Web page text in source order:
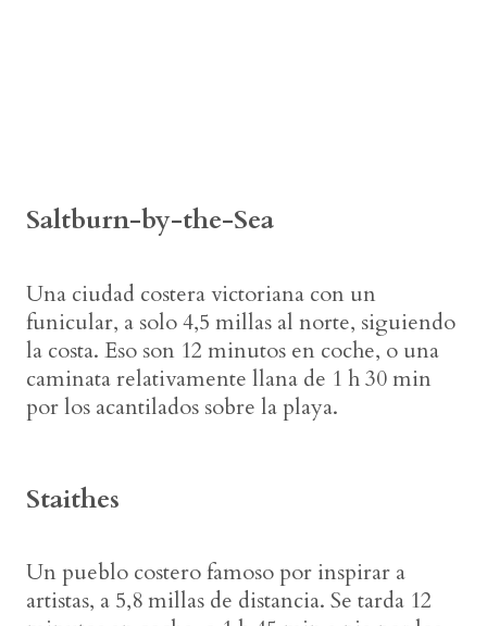
Saltburn-by-the-Sea
Una ciudad costera victoriana con un
funicular, a solo 4,5 millas al norte, siguiendo
la costa. Eso son 12 minutos en coche, o una
caminata relativamente llana de 1 h 30 min
por los acantilados sobre la playa.
Staithes
Un pueblo costero famoso por inspirar a
artistas, a 5,8 millas de distancia. Se tarda 12